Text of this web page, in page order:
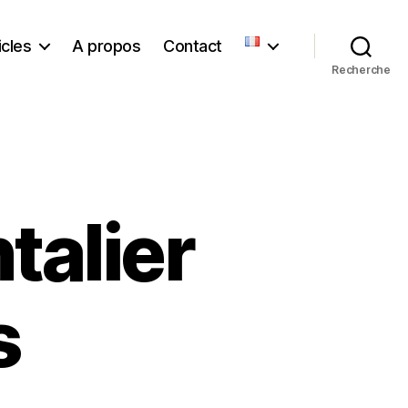
A propos Contact
Recherche